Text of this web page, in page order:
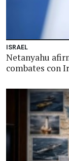
ISRAEL
Netanyahu
combates con